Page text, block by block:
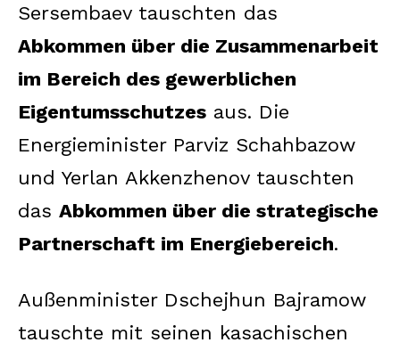
Sersembaev tauschten das
Abkommen über die Zusammenarbeit
im Bereich des gewerblichen
Eigentumsschutzes aus. Die
Energieminister Parviz Schahbazow
und Yerlan Akkenzhenov tauschten
das Abkommen über die strategische
Partnerschaft im Energiebereich.
Außenminister Dschejhun Bajramow
tauschte mit seinen kasachischen